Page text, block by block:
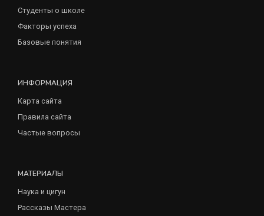
Студенты о школе
Факторы успеха
Базовые понятия
ИНФОРМАЦИЯ
Карта сайта
Правила сайта
Частые вопросы
МАТЕРИАЛЫ
Наука и цигун
Рассказы Мастера